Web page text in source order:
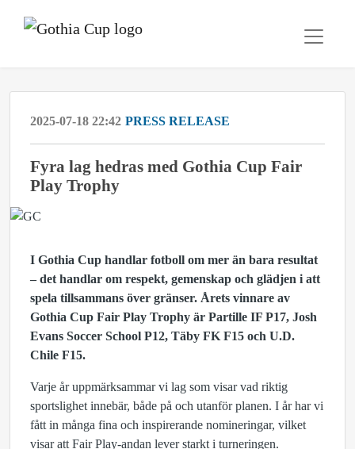
2025-07-18 22:42 PRESS RELEASE
Fyra lag hedras med Gothia Cup Fair
Play Trophy
I Gothia Cup handlar fotboll om mer än bara resultat
– det handlar om respekt, gemenskap och glädjen i att
spela tillsammans över gränser. Årets vinnare av
Gothia Cup Fair Play Trophy är Partille IF P17, Josh
Evans Soccer School P12, Täby FK F15 och U.D.
Chile F15.
Varje år uppmärksammar vi lag som visar vad riktig
sportslighet innebär, både på och utanför planen. I år har vi
fått in många fina och inspirerande nomineringar, vilket
visar att Fair Play-andan lever starkt i turneringen.